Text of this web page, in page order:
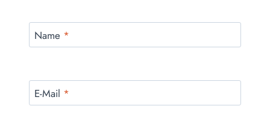
Name *
E-Mail *